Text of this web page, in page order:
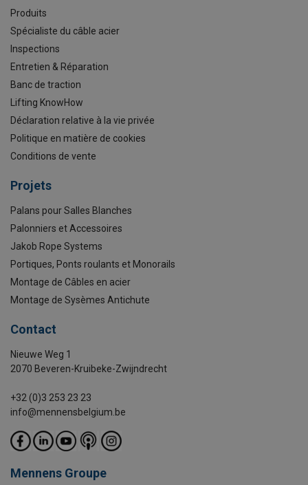
Produits
Spécialiste du câble acier
Inspections
Entretien & Réparation
Banc de traction
Lifting KnowHow
Déclaration relative à la vie privée
Politique en matière de cookies
Conditions de vente
Projets
Palans pour Salles Blanches
Palonniers et Accessoires
Jakob Rope Systems
Portiques, Ponts roulants et Monorails
Montage de Câbles en acier
Montage de Sysèmes Antichute
Contact
Nieuwe Weg 1
2070 Beveren-Kruibeke-Zwijndrecht
+32 (0)3 253 23 23
info@mennensbelgium.be
Mennens Groupe